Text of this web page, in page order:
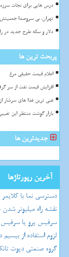
درس هایی برای نجات
تهران، بی سروصدا
دلار و سکه طرح جدید در
پربحث ترین ها
اعلام قیمت حقیقی مرغ
افزایش قیمت نفت از سر
غنی ترین غذا های سرشار
بازار گوشت منتظر این
جدیدترین ها
آخرین رپورتاژها
دسترسی نما با
نقشه راه میلیونر شدن
سرفیس پرو یا
لزوم استفاده از
گروه صنعتی دپوت